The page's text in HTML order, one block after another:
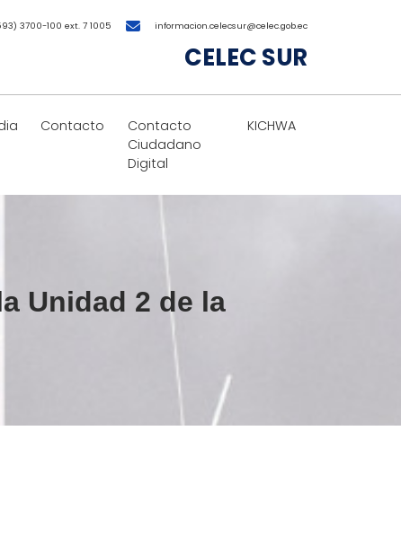
3700-100 ext. 7 1005 informacion.celecsur@celec.gob.ec
CELEC SUR
Contacto
Contacto
Ciudadano
Digital
KICHWA
Unidad 2 de la